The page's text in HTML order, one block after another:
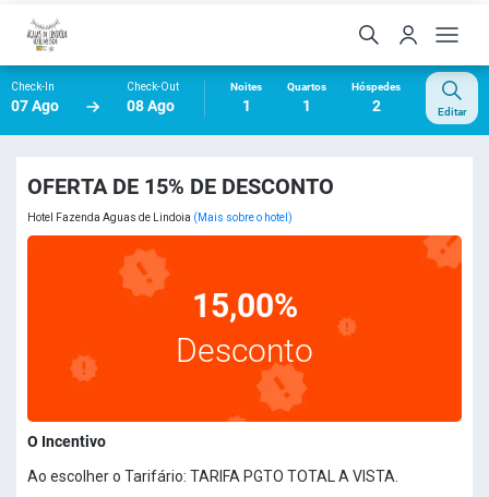
Check-In
07 Ago
Check-Out
08 Ago
Noites
1
Quartos
1
Hóspedes
2 Editar
OFERTA DE 15% DE DESCONTO
Hotel Fazenda Aguas de Lindoia (Mais sobre o hotel)
15,00%
Desconto
O Incentivo
Ao escolher o Tarifário: TARIFA PGTO TOTAL A VISTA.